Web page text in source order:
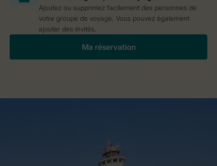
Ajoutez ou supprimez facilement des personnes de
votre groupe de voyage. Vous pouvez également
ajouter des invités.
Ma réservation